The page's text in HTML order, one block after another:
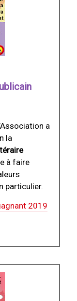
a
la
à faire
particulier.
2019